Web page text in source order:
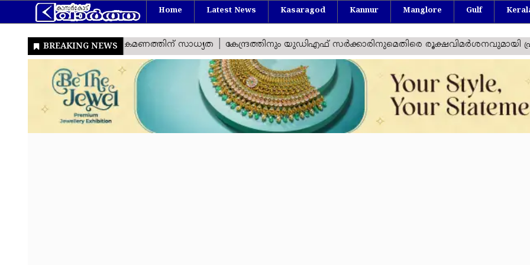
Home Latest News Kasaragod Kannur Manglore Gulf